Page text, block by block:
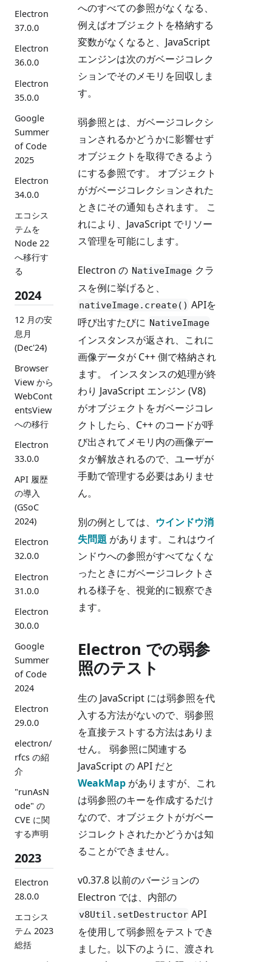
Electron
37.0.0
Electron
36.0.0
Electron
35.0.0
Google
Summer
of Code
2025
Electron
34.0.0
エコシス
テムを
Node 22
へ移行す
る
2024
12 月の安
息月
(Dec'24)
Browser
View から
WebCont
entsView
への移行
Electron
33.0.0
API 履歴
の導入
(GSoC
2024)
Electron
32.0.0
Electron
31.0.0
Electron
30.0.0
Google
Summer
of Code
2024
Electron
29.0.0
electron/
rfcs の紹
介
"runAsN
ode" の
CVE に関
する声明
2023
Electron
28.0.0
エコシス
テム 2023
総括
へのすべての参照がなくなる、
例えばオブジェクトを格納する
変数がなくなると、JavaScript
エンジンは次のガベージコレク
ションでそのメモリを回収しま
す。
弱参照とは、ガベージコレクシ
ョンされるかどうかに影響せず
オブジェクトを取得できるよう
にする参照です。 オブジェクト
がガベージコレクションされた
ときにその通知もされます。 こ
れにより、JavaScript でリソー
ス管理を可能にします。
Electron の NativeImage クラ
スを例に挙げると、
nativeImage.create() APIを
呼び出すたびに NativeImage
インスタンスが返され、これに
画像データが C++ 側で格納され
ます。 インスタンスの処理が終
わり JavaScript エンジン (V8)
がオブジェクトをガベージコレ
クトしたら、C++ のコードが呼
び出されてメモリ内の画像デー
タが解放されるので、ユーザが
手動で管理する必要はありませ
ん。
別の例としては、 ウインドウ消
失問題 があります。これはウイ
ンドウへの参照がすべてなくな
ったときにガベージコレクトさ
れる様子を、視覚的に観察でき
ます。
Electron での弱参
照のテスト
生の JavaScript には弱参照を代
入する方法がないので、弱参照
を直接テストする方法はありま
せん。 弱参照に関連する
JavaScript の API だと
WeakMap がありますが、これ
は弱参照のキーを作成するだけ
なので、オブジェクトがガベー
ジコレクトされたかどうかは知
ることができません。
v0.37.8 以前のバージョンの
Electron では、内部の
v8Util.setDestructor API
を使用して弱参照をテストでき
ました。以下のように、渡され